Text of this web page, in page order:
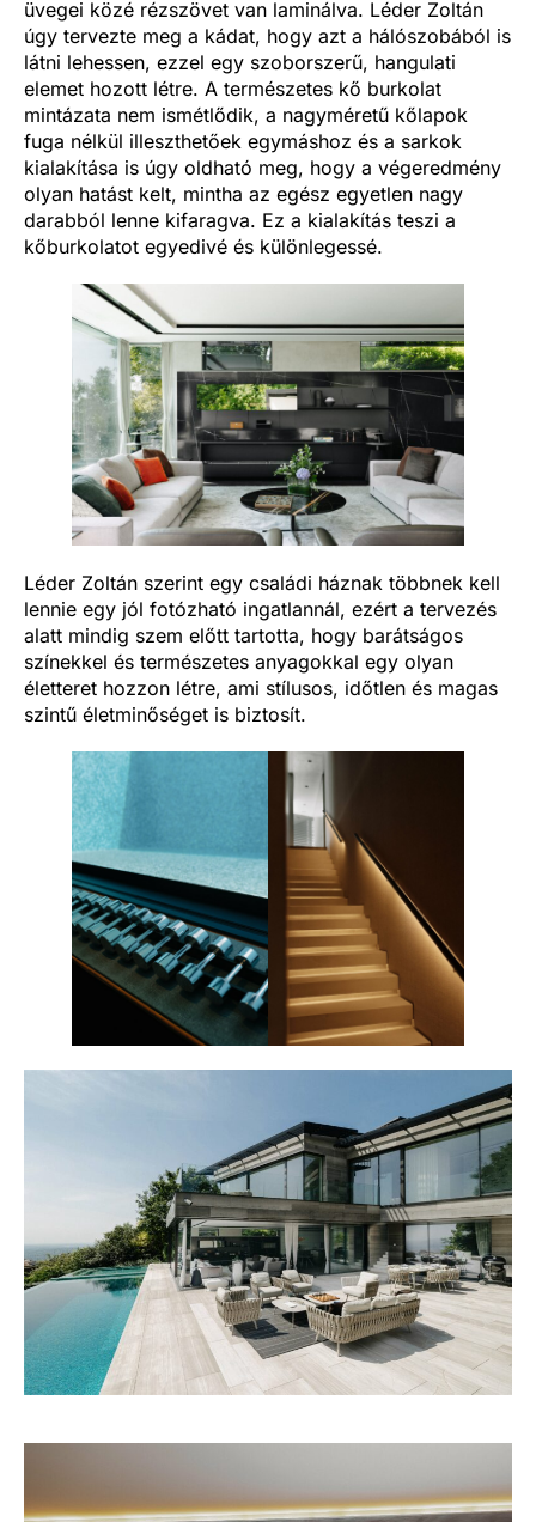
üvegei közé rézszövet van laminálva. Léder Zoltán
úgy tervezte meg a kádat, hogy azt a hálószobából is
látni lehessen, ezzel egy szoborszerű, hangulati
elemet hozott létre. A természetes kő burkolat
mintázata nem ismétlődik, a nagyméretű kőlapok
fuga nélkül illeszthetőek egymáshoz és a sarkok
kialakítása is úgy oldható meg, hogy a végeredmény
olyan hatást kelt, mintha az egész egyetlen nagy
darabból lenne kifaragva. Ez a kialakítás teszi a
kőburkolatot egyedivé és különlegessé.
Léder Zoltán szerint egy családi háznak többnek kell
lennie egy jól fotózható ingatlannál, ezért a tervezés
alatt mindig szem előtt tartotta, hogy barátságos
színekkel és természetes anyagokkal egy olyan
életteret hozzon létre, ami stílusos, időtlen és magas
szintű életminőséget is biztosít.